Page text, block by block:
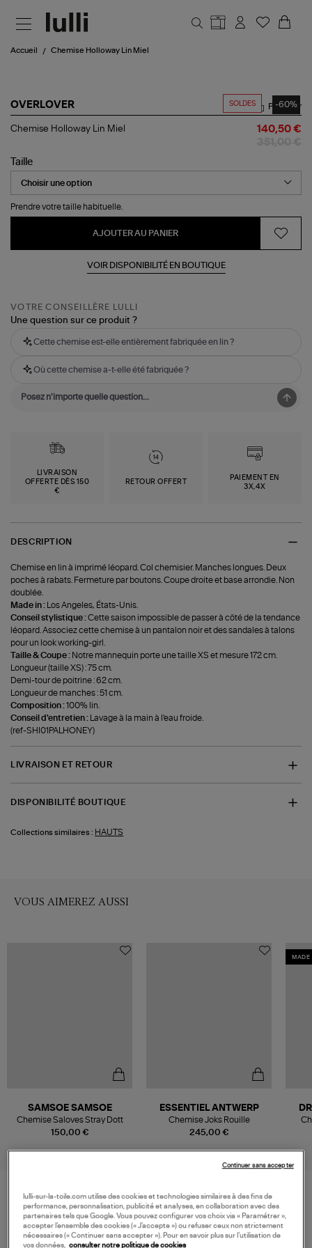
Accueil Chemise Holloway Lin Miel
SOLDES -60%
OVERLOVER
Chemise
Miel
Partager
Chemise Holloway Lin Miel 140,50 €
Taille
Prendre votre taille habituelle.
AJOUTER AU PANIER
VOIR DISPONIBILITÉ EN BOUTIQUE
VOTRE CONSEILLÈRE LULLI
Une question sur ce produit ?
Cette chemise est-elle entièrement fabriquée en lin ?
Où cette chemise a-t-elle été fabriquée ?
LIVRAISON
OFFERTE DÈS 150
€
RETOUR OFFERT
PAIEMENT EN
3X,4X
DESCRIPTION
Chemise en lin à imprimé léopard. Col chemisier. Manches longues. Deux
poches à rabats. Fermeture par boutons. Coupe droite et base arrondie. Non
doublée.
Made in :
Los Angeles, États-Unis.
Conseil stylistique :Cette saison impossible de passer à côté de la tendance
léopard. Associez cette chemise à un pantalon noir et des sandales à talons
pour un look working-girl.
Taille & Coupe : Notre mannequin porte une taille XS et mesure 172 cm.
Longueur (taille XS) : 75 cm.
Demi-tour de poitrine : 62 cm.
Longueur de manches : 51 cm.
Composition :100% lin.
Conseil d'entretien :
Lavage à la main à l'eau froide.
(ref-SHI01PALHONEY)
LIVRAISON ET RETOUR
DISPONIBILITÉ BOUTIQUE
Collections similaires : HAUTS
VOUS AIMEREZ AUSSI
150,00 €
SAMSOE SAMSOE
Chemise Saloves Stray Dott
245,00 €
ESSENTIEL ANTWERP
Chemise Joks Rouille
MADE
VOS DERNIERS PRODUITS VUS
lulli-sur-la-toile.com utilise des cookies et technologies similaires à des fins de
performance, personnalisation, publicité et analyses, en collaboration avec des
partenaires tels que Google. Vous pouvez configurer vos choix via « Paramétrer »,
accepter l’ensemble des cookies (« J’accepte ») ou refuser ceux non strictement
nécessaires (« Continuer sans accepter »). Pour en savoir plus sur l’utilisation de
vos données, consulter notre politique de cookies
Continuer sans accepter